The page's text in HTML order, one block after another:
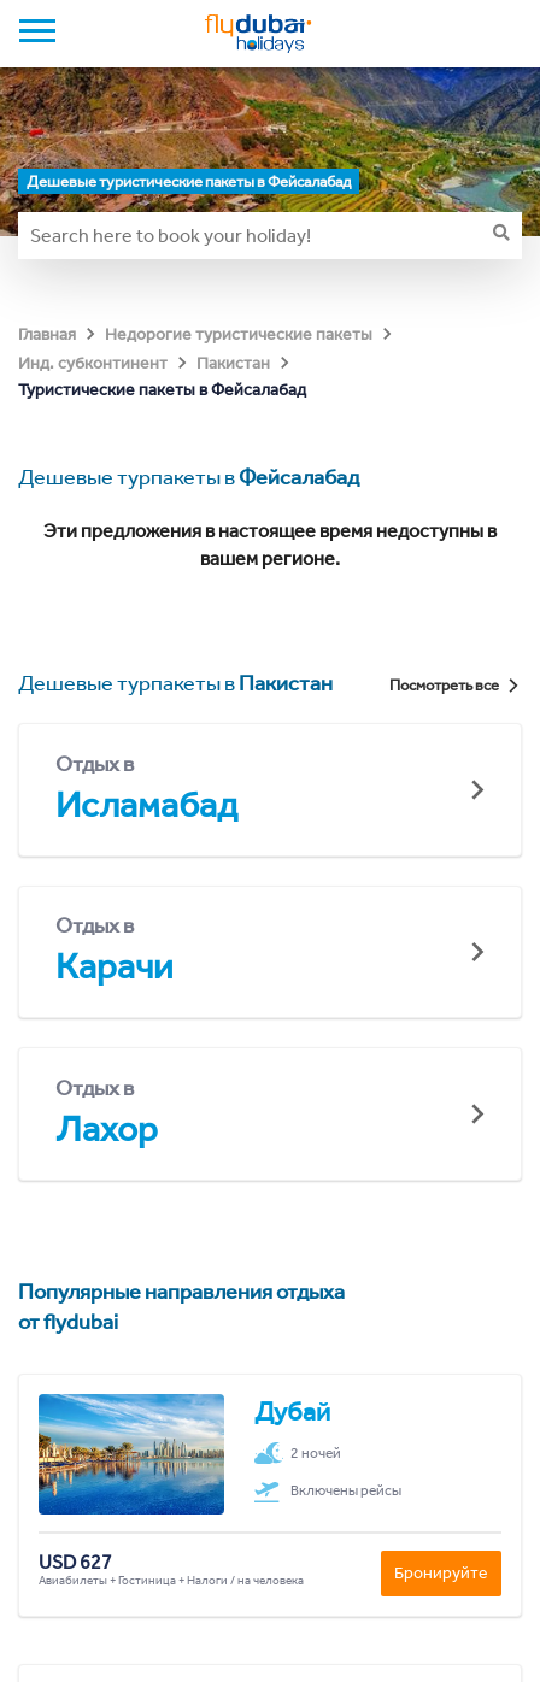
Дешевые туристические пакеты в Фейсалабад
Главная
Недорогие туристические пакеты
Инд. субконтинент
Пакистан
Туристические пакеты в Фейсалабад
Дешевые турпакеты вФейсалабад
Эти предложения в настоящее время недоступны в
вашем регионе.
Дешевые турпакеты вПакистан Посмотреть все
Отдых в
Исламабад
Отдых в
Карачи
Отдых в
Лахор
Популярные направления отдыха
от flydubai
Дубай
2 ночей
Включены рейсы
USD 627
Авиабилеты + Гостиница + Налоги / на человека Бронируйте